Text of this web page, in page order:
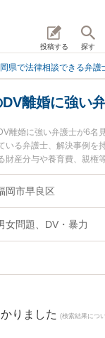
投稿する 探す
県で法律相談できる弁護
離婚に強い
離婚に強い弁護士が6名
いる弁護士、解決事例を
財産分与や養育費、親権
に平田すぐる法律事務所
護士、ももち浜法律事務
績豊富な近くの弁護士を
福岡市早良区内の弁護
すめです。
岡市早良区
女問題、DV・暴力
りました (検索結果につ